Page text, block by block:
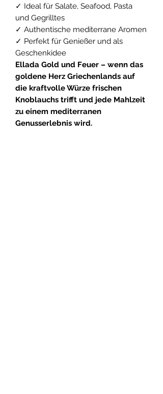
✓ Ideal für Salate, Seafood, Pasta
und Gegrilltes
✓ Authentische mediterrane Aromen
✓ Perfekt für Genießer und als
Geschenkidee
Ellada Gold und Feuer – wenn das
goldene Herz Griechenlands auf
die kraftvolle Würze frischen
Knoblauchs trifft und jede Mahlzeit
zu einem mediterranen
Genusserlebnis wird.